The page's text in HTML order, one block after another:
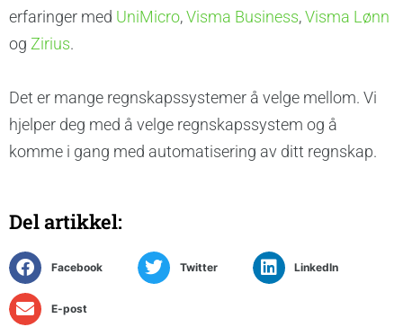
erfaringer med UniMicro,Visma Business,Visma Lønn
og Zirius.
Det er mange regnskapssystemer å velge mellom. Vi
hjelper deg med å velge regnskapssystem og å
komme i gang med automatisering av ditt regnskap.
Del artikkel:
Facebook Twitter LinkedIn
E-post